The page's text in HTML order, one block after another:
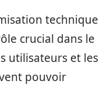
technique
crucial dans le
utilisateurs et les
pouvoir